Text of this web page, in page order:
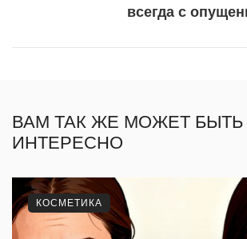
всегда с
ВАМ ТАК ЖЕ МОЖЕТ БЫТЬ
ИНТЕРЕСНО
КОСМЕТИКА